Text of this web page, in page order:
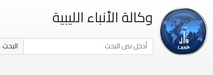
وكالة الأنباء الليبية
البحث